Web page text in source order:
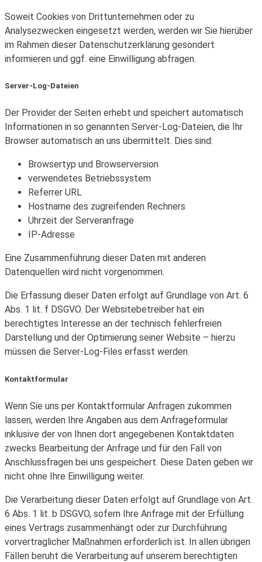
Soweit Cookies von Drittunternehmen oder zu
Analysezwecken eingesetzt werden, werden wir Sie hierüber
im Rahmen dieser Datenschutzerklärung gesondert
informieren und ggf. eine Einwilligung abfragen.
Server-Log-Dateien
Der Provider der Seiten erhebt und speichert automatisch
Informationen in so genannten Server-Log-Dateien, die Ihr
Browser automatisch an uns übermittelt. Dies sind:
Browsertyp und Browserversion
verwendetes Betriebssystem
Referrer URL
Hostname des zugreifenden Rechners
Uhrzeit der Serveranfrage
IP-Adresse
Eine Zusammenführung dieser Daten mit anderen
Datenquellen wird nicht vorgenommen.
Die Erfassung dieser Daten erfolgt auf Grundlage von Art. 6
Abs. 1 lit. f DSGVO. Der Websitebetreiber hat ein
berechtigtes Interesse an der technisch fehlerfreien
Darstellung und der Optimierung seiner Website – hierzu
müssen die Server-Log-Files erfasst werden.
Kontaktformular
Wenn Sie uns per Kontaktformular Anfragen zukommen
lassen, werden Ihre Angaben aus dem Anfrageformular
inklusive der von Ihnen dort angegebenen Kontaktdaten
zwecks Bearbeitung der Anfrage und für den Fall von
Anschlussfragen bei uns gespeichert. Diese Daten geben wir
nicht ohne Ihre Einwilligung weiter.
Die Verarbeitung dieser Daten erfolgt auf Grundlage von Art.
6 Abs. 1 lit. b DSGVO, sofern Ihre Anfrage mit der Erfüllung
eines Vertrags zusammenhängt oder zur Durchführung
vorvertraglicher Maßnahmen erforderlich ist. In allen übrigen
Fällen beruht die Verarbeitung auf unserem berechtigten